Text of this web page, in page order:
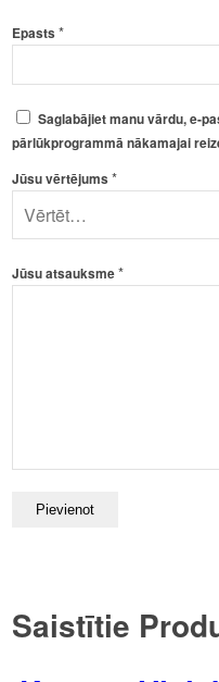
Epasts*
Saglabājiet manu vārdu, e-
pārlūkprogrammā nākamajai
Jūsu vērtējums*
Jūsu atsauksme*
Saistītie